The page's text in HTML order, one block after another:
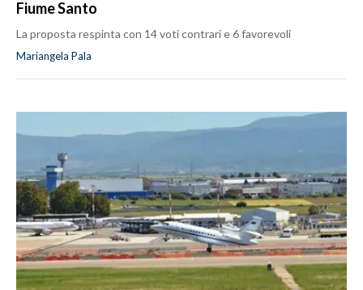
Fiume Santo
La proposta respinta con 14 voti contrari e 6 favorevoli
Mariangela Pala